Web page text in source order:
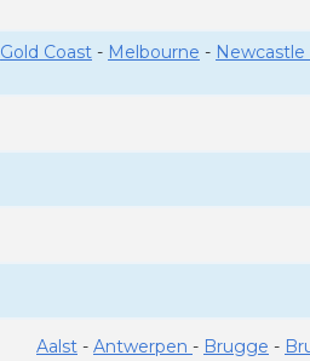
Gold Coast - Melbourne - Newcastle
Aalst - Antwerpen - Brugge -